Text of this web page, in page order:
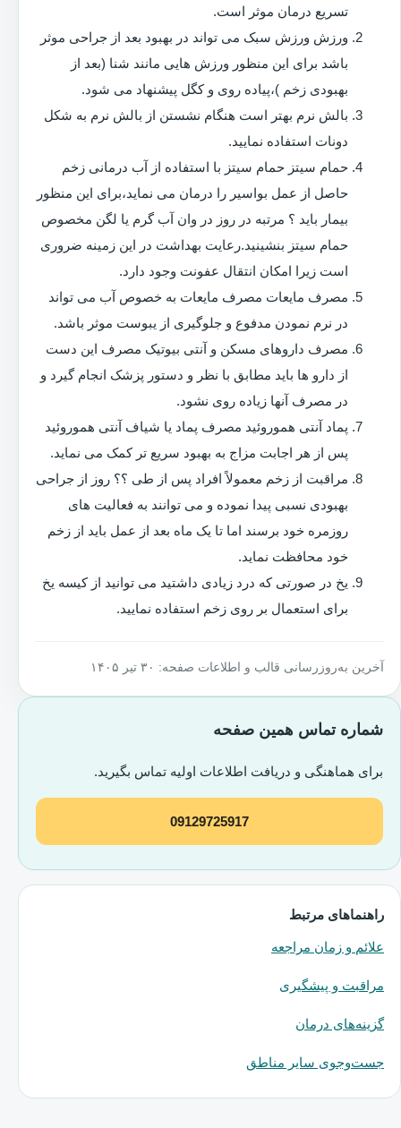
تسریع درمان موثر است.
ورزش ورزش سبک می تواند در بهبود بعد از جراحی موثر
باشد برای این منظور ورزش هایی مانند شنا (بعد از
بهبودی زخم )،پیاده روی و کگل پیشنهاد می شود.
بالش نرم بهتر است هنگام نشستن از بالش نرم به شکل
دونات استفاده نمایید.
حمام سیتز حمام سیتز با استفاده از آب درمانی زخم
حاصل از عمل بواسیر را درمان می نماید،برای این منظور
بیمار باید ؟ مرتبه در روز در وان آب گرم یا لگن مخصوص
حمام سیتز بنشینید.رعایت بهداشت در این زمینه ضروری
است زیرا امکان انتقال عفونت وجود دارد.
مصرف مایعات مصرف مایعات به خصوص آب می تواند
در نرم نمودن مدفوع و جلوگیری از یبوست موثر باشد.
مصرف داروهای مسکن و آنتی بیوتیک مصرف این دست
از دارو ها باید مطابق با نظر و دستور پزشک انجام گیرد و
در مصرف آنها زیاده روی نشود.
پماد آنتی هموروئید مصرف پماد یا شیاف آنتی هموروئید
پس از هر اجابت مزاج به بهبود سریع تر کمک می نماید.
مراقبت از زخم معمولاً افراد پس از طی ؟؟ روز از جراحی
بهبودی نسبی پیدا نموده و می توانند به فعالیت های
روزمره خود برسند اما تا یک ماه بعد از عمل باید از زخم
خود محافظت نماید.
یخ در صورتی که درد زیادی داشتید می توانید از کیسه یخ
برای استعمال بر روی زخم استفاده نمایید.
آخرین به‌روزرسانی قالب و اطلاعات صفحه: ۳۰ تیر ۱۴۰۵
شماره تماس همین صفحه
برای هماهنگی و دریافت اطلاعات اولیه تماس بگیرید.
09129725917
راهنماهای مرتبط
علائم و زمان مراجعه
مراقبت و پیشگیری
گزینه‌های درمان
جست‌وجوی سایر مناطق